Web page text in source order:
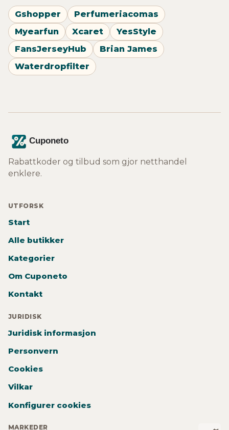
Gshopper
Perfumeriacomas
Myearfun
Xcaret
YesStyle
FansJerseyHub
Brian James
Waterdropfilter
Rabattkoder og tilbud som gjor netthandel
enklere.
UTFORSK
Start
Alle butikker
Kategorier
Om Cuponeto
Kontakt
JURIDISK
Juridisk informasjon
Personvern
Cookies
Vilkar
Konfigurer cookies
MARKEDER